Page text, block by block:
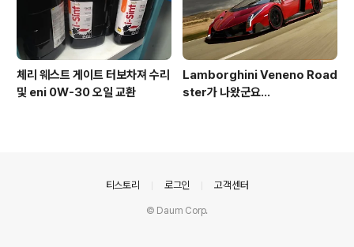
체리 웨스트 게이트 터보차져 수리
및 eni 0W-30 오일 교환
Lamborghini Veneno Road
ster가 나왔군요...
티스토리 로그인 고객센터
© Daum Corp.